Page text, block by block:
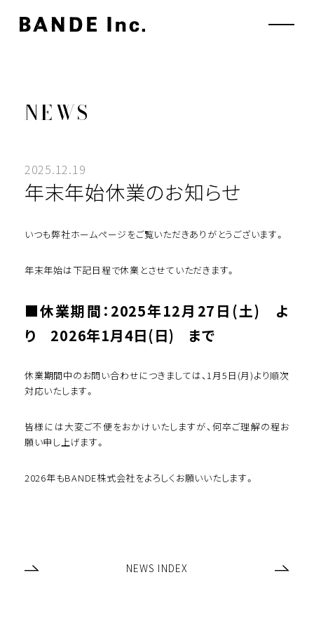
NEWS
2025.12.19
年末年始休業のお知らせ
いつも弊社ホームページをご覧いただきありがとうございます。
年末年始は下記日程で休業とさせていただきます。
■休業期間：2025年12月27日(土) よ
り 2026年1月4日(日) まで
休業期間中のお問い合わせにつきましては、1月5日(月)より順次
対応いたします。
皆様には大変ご不便をおかけいたしますが、何卒ご理解の程お
願い申し上げます。
2026年もBANDE株式会社をよろしくお願いいたします。
NEWS INDEX